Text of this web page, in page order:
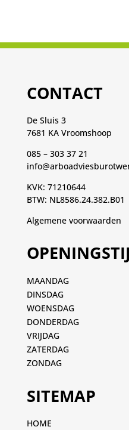
CONTACT
De Sluis 3
7681 KA Vroomshoop
085 – 303 37 21
KVK: 71210644
BTW: NL8586.24.382.B01
Algemene voorwaarden
MAANDAG
DINSDAG
WOENSDAG
DONDERDAG
VRIJDAG
ZATERDAG
ZONDAG
SITEMAP
HOME